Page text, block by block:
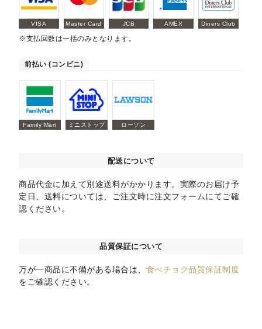
VISA Master Card JCB AMEX Diners Club
※支払回数は一括のみとなります。
前払い (コンビニ)
Family Mart ミニストップ ローソン
配送について
商品代金に加えて別途送料がかかります。実際のお届け予
定日、送料については、ご注文時に注文フォームにてご確
認ください。
品質保証について
万が一商品に不備がある場合は、 食べチョク品質保証制度
をご確認ください。